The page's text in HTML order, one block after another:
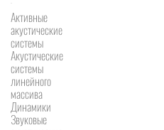
Активные
акустические
системы
Акустические
системы
линейного
массива
Динамики
Звуковые